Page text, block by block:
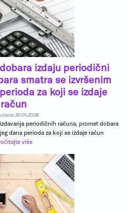
izdaju periodični
smatra se izvršenim
za koji se izdaje
račun
30.01.2026.
periodičnih računa, promet dobara
dana perioda za koji se izdaje račun
više